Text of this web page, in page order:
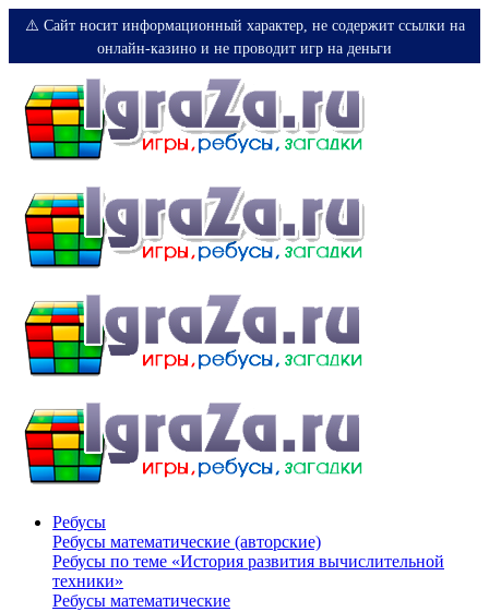
⚠️ Сайт носит информационный характер, не содержит ссылки на
онлайн-казино и не проводит игр на деньги
Ребусы
Ребусы математические (авторские)
Ребусы по теме «История развития вычислительной
техники»
Ребусы математические